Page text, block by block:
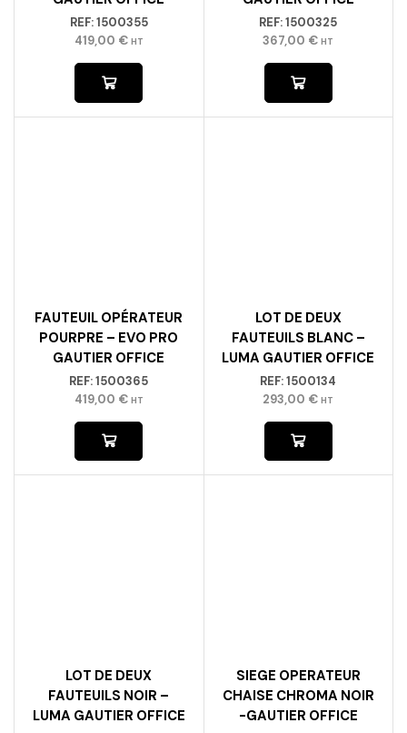
REF:1500355
419,00 € HT
REF:1500325
367,00 € HT
FAUTEUIL OPÉRATEUR
POURPRE – EVO PRO
GAUTIER OFFICE
REF:1500365
419,00 € HT
LOT DE DEUX
FAUTEUILS BLANC –
LUMA GAUTIER OFFICE
REF:1500134
293,00 € HT
LOT DE DEUX
FAUTEUILS NOIR –
LUMA GAUTIER OFFICE
SIEGE OPERATEUR
CHAISE CHROMA NOIR
-GAUTIER OFFICE